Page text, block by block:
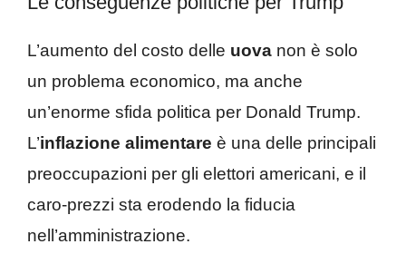
L’aumento del costo delle uova non è solo
un problema economico, ma anche
un’enorme sfida politica per Donald Trump.
L’inflazione alimentare è una delle principali
preoccupazioni per gli elettori americani, e il
caro-prezzi sta erodendo la fiducia
nell’amministrazione.